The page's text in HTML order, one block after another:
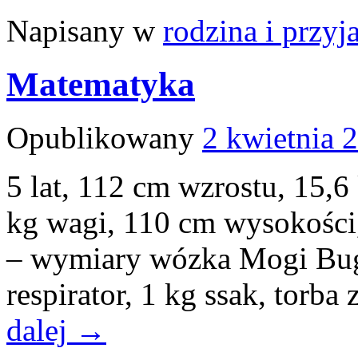
Napisany w rodzina i
Matematyka
Opublikowany 2 kwietnia
5 lat, 112 cm wzrostu,
kg wagi, 110 cm
– wymiary wózka Mogi
respirator, 1 kg ssak,
dalej →